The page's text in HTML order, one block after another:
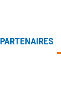
PARTENAIRES